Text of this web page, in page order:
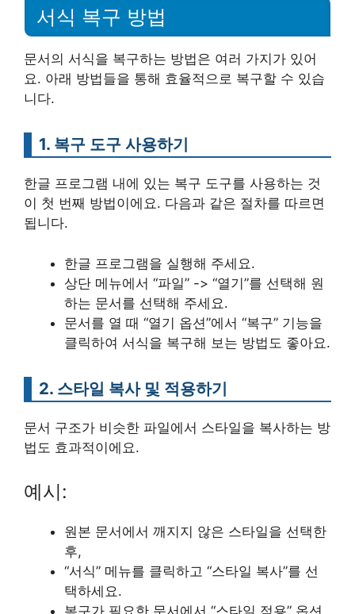
서식 복구 방법
문서의 서식을 복구하는 방법은 여러 가지가 있어
요. 아래 방법들을 통해 효율적으로 복구할 수 있습
니다.
1. 복구 도구 사용하기
한글 프로그램 내에 있는 복구 도구를 사용하는 것
이 첫 번째 방법이에요. 다음과 같은 절차를 따르면
됩니다.
한글 프로그램을 실행해 주세요.
상단 메뉴에서 “파일” -> “열기”를 선택해 원
하는 문서를 선택해 주세요.
문서를 열 때 “열기 옵션”에서 “복구” 기능을
클릭하여 서식을 복구해 보는 방법도 좋아요.
2. 스타일 복사 및 적용하기
문서 구조가 비슷한 파일에서 스타일을 복사하는 방
법도 효과적이에요.
예시:
원본 문서에서 깨지지 않은 스타일을 선택한
후,
“서식” 메뉴를 클릭하고 “스타일 복사”를 선
택하세요.
복구가 필요한 문서에서 “스타일 적용” 옵션